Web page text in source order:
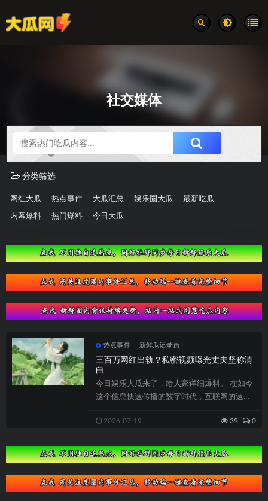
社交媒体
吃瓜分类速览
分类筛选
网红大瓜 热点事件 大瓜汇总 娱乐圈大瓜 最新吃瓜
内幕爆料 热门爆料 今日大瓜
热点事件 新鲜瓜记录员
三百万网红出轨？私密视频曝光丈夫坚称清
白
今日娱乐大瓜来了，给大家详细爆料。 在如今
这个信息快速传播的数字时代，互联网的速度
2026-07-19 39 0